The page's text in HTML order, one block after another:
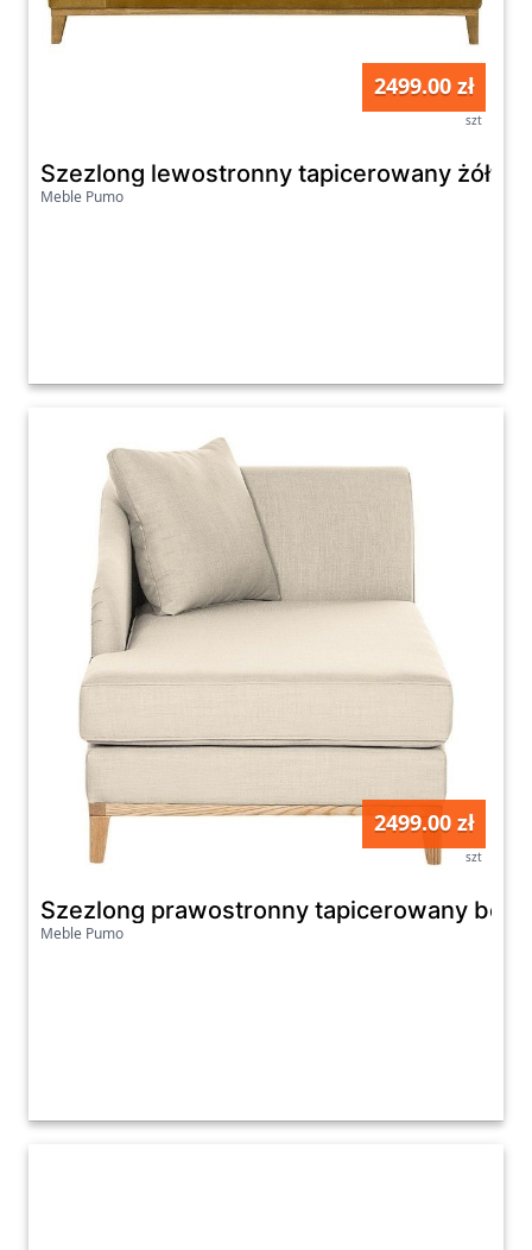
2499.00 zł
szt
Szezlong lewostronny tapicerowany żółty
Meble Pumo
2499.00 zł
szt
Szezlong prawostronny tapicerowany
Meble Pumo